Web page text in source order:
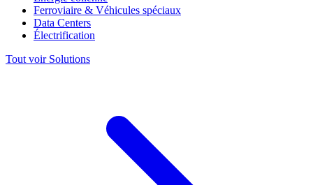
Ferroviaire & Véhicules spéciaux
Data Centers
Électrification
Tout voir Solutions